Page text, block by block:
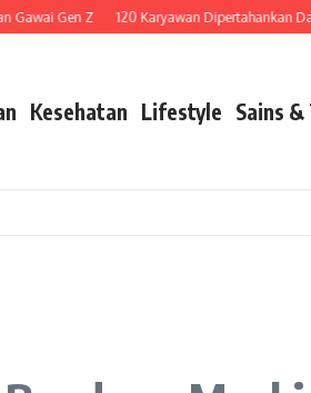
Gen Z 120 Karyawan Dipertahankan Dalam
Kesehatan Lifestyle Sains